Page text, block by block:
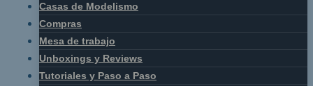
Casas de Modelismo
Compras
Mesa de trabajo
Unboxings y Reviews
Tutoriales y Paso a Paso